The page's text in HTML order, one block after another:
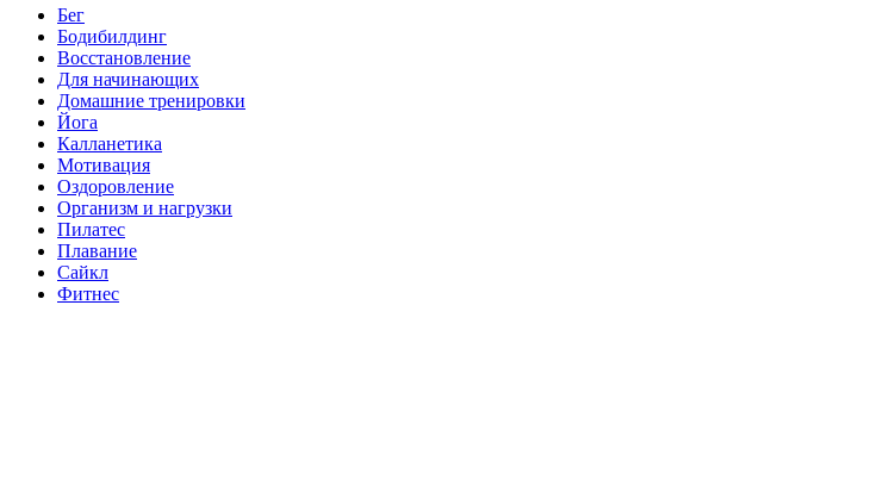
Бег
Бодибилдинг
Восстановление
Для начинающих
Домашние тренировки
Йога
Калланетика
Мотивация
Оздоровление
Организм и нагрузки
Пилатес
Плавание
Сайкл
Фитнес